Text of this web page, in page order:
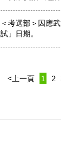
＜考選部＞因應
試」日期。
<上一頁 1 2